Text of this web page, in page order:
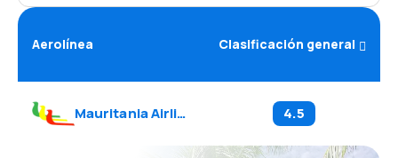
Aerolínea Clasificación general
Mauritania Airlines 4.5